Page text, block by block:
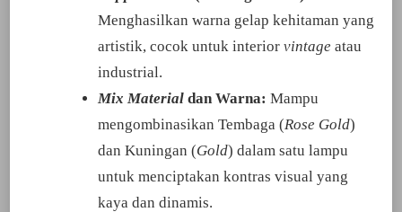
Menghasilkan warna gelap kehitaman yang
artistik, cocok untuk interior vintage atau
industrial.
Mix Material dan Warna: Mampu
mengombinasikan Tembaga (Rose Gold)
dan Kuningan (Gold) dalam satu lampu
untuk menciptakan kontras visual yang
kaya dan dinamis.